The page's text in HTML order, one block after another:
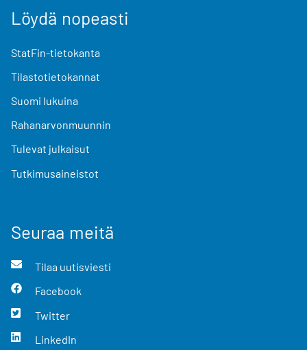
Löydä nopeasti
StatFin-tietokanta
Tilastotietokannat
Suomi lukuina
Rahanarvonmuunnin
Tulevat julkaisut
Tutkimusaineistot
Seuraa meitä
Tilaa uutisviesti
Facebook
Twitter
LinkedIn